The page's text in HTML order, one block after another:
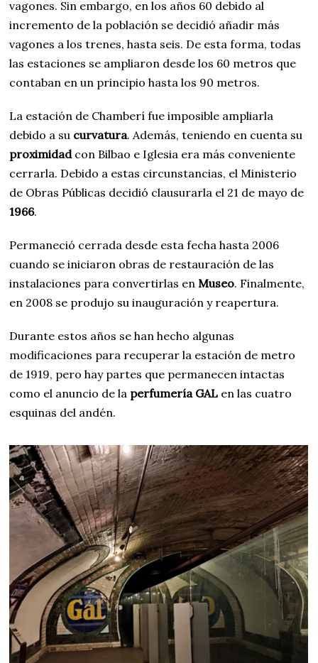
vagones. Sin embargo, en los años 60 debido al
incremento de la población se decidió añadir más
vagones a los trenes, hasta seis. De esta forma, todas
las estaciones se ampliaron desde los 60 metros que
contaban en un principio hasta los 90 metros.
La estación de Chamberí fue imposible ampliarla
debido a su curvatura. Además, teniendo en cuenta su
proximidadcon Bilbao e Iglesia era más conveniente
cerrarla. Debido a estas circunstancias, el Ministerio
de Obras Públicas decidió clausurarla el 21 de mayo de
1966.
Permaneció cerrada desde esta fecha hasta 2006
cuando se iniciaron obras de restauración de las
instalaciones para convertirlas en Museo. Finalmente,
en 2008 se produjo su inauguración y reapertura.
Durante estos años se han hecho algunas
modificaciones para recuperar la estación de metro
de 1919, pero hay partes que permanecen intactas
como el anuncio de la perfumería GAL en las cuatro
esquinas del andén.